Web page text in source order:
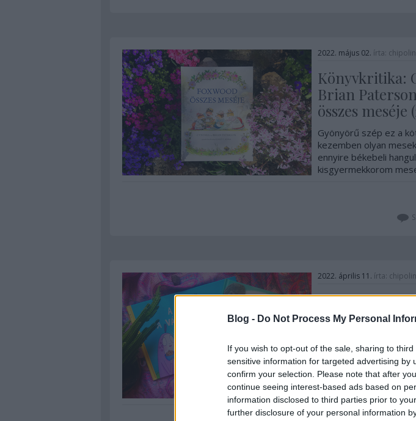
Blog - Do Not Process My Personal
If you wish to opt-out of the sale, sharing to
sensitive information for targeted advertising by
confirm your selection. Please note that after
continue seeing interest-based ads based on
information disclosed to third parties prior to
further disclosure of your personal information
2022. május 02. írta:
Könyvkritika:
Brian
összes meséje
Gyönyörű szép ez a
kezemben olyan
ennyire békebeli
kisgyermekkorom
gyűjteményes
2022. április 11. írta:
Könyvkritika:
Ágnes:
András: A
vándorkaktusz
Két nagyon szeretett
könyvsorozatomnak
következő része, és